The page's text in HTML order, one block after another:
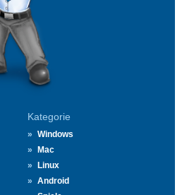
Kategorie
Windows
Mac
Linux
Android